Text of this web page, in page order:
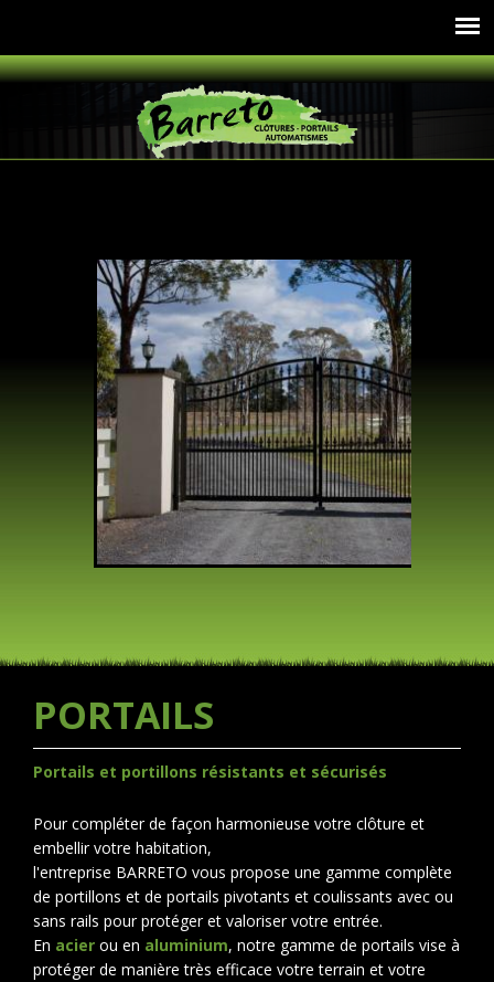
PORTAILS
Portails et portillons résistants et sécurisés
Pour compléter de façon harmonieuse votre clôture et
embellir votre habitation,
l'entreprise BARRETO vous propose une gamme complète
de portillons et de portails pivotants et coulissants avec ou
sans rails pour protéger et valoriser votre entrée.
En acier ou en aluminium, notre gamme de portails vise à
protéger de manière très efficace votre terrain et votre